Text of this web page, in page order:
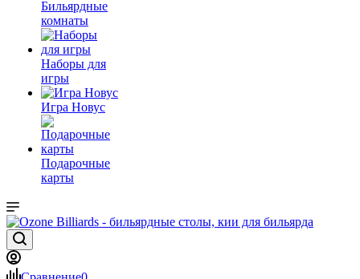
Бильярдные
комнаты
Наборы для
игры
Игра Новус
Подарочные
карты